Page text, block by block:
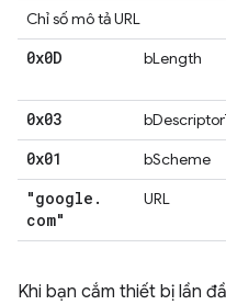
Chỉ số mô tả URL
0x0D bLength
0x03
0x01 bScheme
"google .
com"
URL
Khi bạn cắm thiết bị lần